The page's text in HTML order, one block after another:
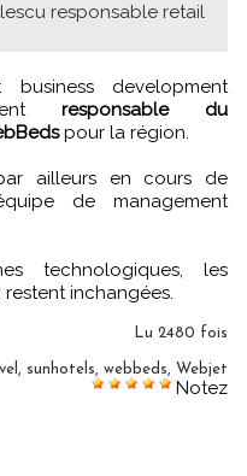
responsable retail
business development
responsable du
pour la région.
ailleurs en cours de
de management
technologiques, les
inchangées.
Lu 2480 fois
, sunhotels, webbeds, Webjet
Notez